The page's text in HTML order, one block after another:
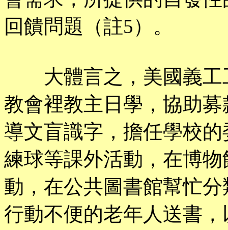
回饋問題（註5）。
大體言之，美國義工
教會裡教主日學，協助
導文盲識字，擔任學校
練球等課外活動，在博
動，在公共圖書館幫忙
行動不便的老年人送書